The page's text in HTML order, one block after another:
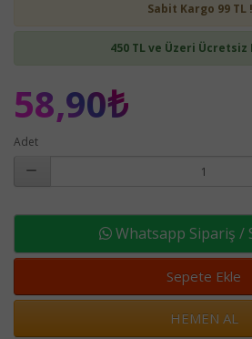
Sabit Kargo 99 TL
450 TL ve Üzeri Ücretsiz
58,90₺
Adet
Whatsapp Sipariş /
Sepete Ekle
HEMEN AL